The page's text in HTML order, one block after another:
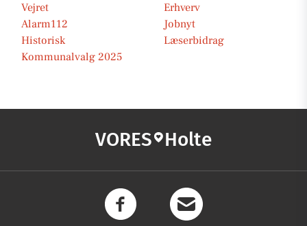
Vejret
Erhverv
Alarm112
Jobnyt
Historisk
Læserbidrag
Kommunalvalg 2025
VORES Holte